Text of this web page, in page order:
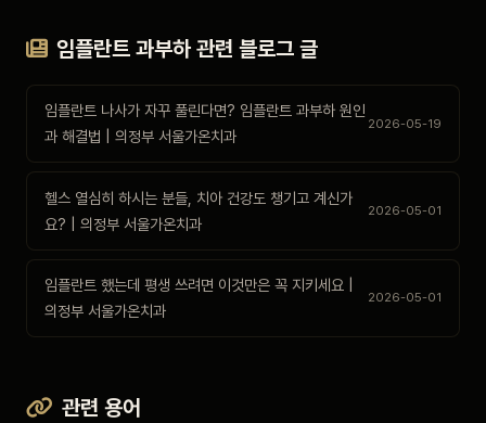
임플란트 과부하 관련 블로그 글
임플란트 나사가 자꾸 풀린다면? 임플란트 과부하 원인
과 해결법 | 의정부 서울가온치과
2026-05-19
헬스 열심히 하시는 분들, 치아 건강도 챙기고 계신가
요? | 의정부 서울가온치과
2026-05-01
임플란트 했는데 평생 쓰려면 이것만은 꼭 지키세요 |
의정부 서울가온치과
2026-05-01
관련 용어